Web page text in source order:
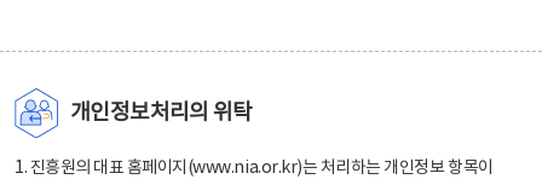
개인정보처리의 위탁
1. 진흥원의 대표 홈페이지(www.nia.or.kr)는 처리하는 개인정보 항목이